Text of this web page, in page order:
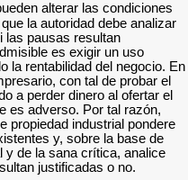
alterar las condiciones
la autoridad debe analizar
las pausas resultan
es exigir un uso
la rentabilidad del negocio. En
con tal de probar el
a perder dinero al ofertar el
es adverso. Por tal razón,
propiedad industrial pondere
y, sobre la base de
y de la sana crítica, analice
justificadas o no.